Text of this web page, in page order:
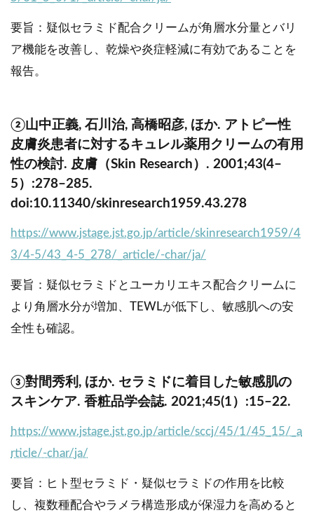
要旨：疑似セラミド配合クリームが角層水分量とバリ
ア機能を改善し、乾燥や炎症軽減に有効であることを
報告。
②山中正義, 石川治, 高橋昭彦, ほか. アトピー性
皮膚炎患者に対するキュレル薬用クリームの有用
性の検討. 皮膚（Skin Research）. 2001;43(4–
5）:278–285.
doi:10.11340/skinresearch1959.43.278
https://www.jstage.jst.go.jp/article/skinresearch1959/4
3/4-5/43_4-5_278/_article/-char/ja/
要旨：疑似セラミドとユーカリエキス配合クリームに
より角層水分が増加、TEWLが低下し、敏感肌への安
全性も確認。
③對間秀利, ほか. セラミドに着目した敏感肌の
スキンケア. 香粧品学会誌. 2021;45(1）:15–22.
https://www.jstage.jst.go.jp/article/sccj/45/1/45_15/_a
rticle/-char/ja/
要旨：ヒト型セラミド・疑似セラミドの作用を比較
し、複数種配合やラメラ構造形成が保湿力を高めると